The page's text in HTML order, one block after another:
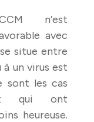
n’est
avec
situe entre
à un virus est
sont les cas
qui ont
heureuse.